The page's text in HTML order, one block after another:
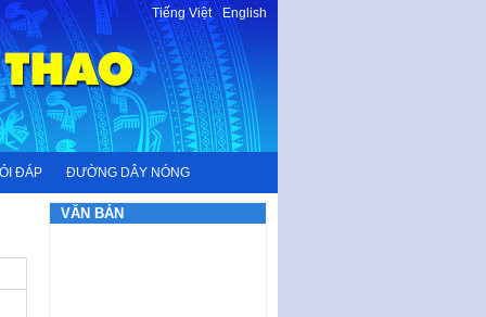
Tiếng Việt-English
ĐÁP ĐƯỜNG DÂY NÓNG
VĂN BẢN